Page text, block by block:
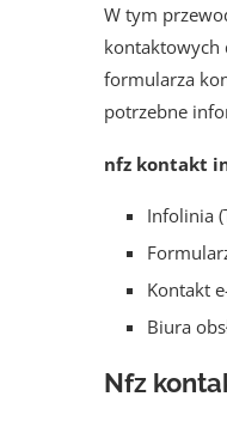
W tym
kontaktowych
formularza
potrzebne
nfz kontakt
Infolinia
Kontakt
Biura
Nfz